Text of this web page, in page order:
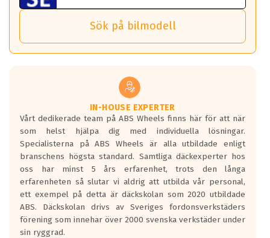
bränsleförbrukning än ett klass G däck.
Det betyder att om man kör 10,000 km,
så sparar man 50 liter bränsle med ett
vilken körstil du använder.
Våtgrepp egenskaper:
Betygsskalan är satt A till F. Där A påvisar
den kortaste bromssträckan och F är den
längsta.
Inga D eller G betyg delas ut för
personbilar och lätta lastbilar.
Betyget sätts efter ett test där däcken
skall bromsa in på en väg där det ligger
0.5-1.5 mm vatten.
I 80km/h kommer skillnaden på
Sök på bilmodell
IN-HOUSE EXPERTER
Vårt dedikerade team på ABS Wheels finns här för att när
som helst hjälpa dig med individuella lösningar.
Specialisterna på ABS Wheels är alla utbildade enligt
branschens högsta standard. Samtliga däckexperter hos
oss har minst 5 års erfarenhet, trots den långa
erfarenheten så slutar vi aldrig att utbilda vår personal,
ett exempel på detta är däckskolan som 2020 utbildade
ABS. Däckskolan drivs av Sveriges fordonsverkstäders
förening som innehar över 2000 svenska verkstäder under
sin ryggrad.